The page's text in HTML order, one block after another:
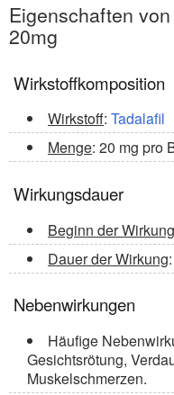
Eigenschaften
20mg
Wirkstoffkomposition
Wirkstoff: Tadalafil
Menge: 20 mg pro
Wirkungsdauer
Beginn der Wirkung
Dauer der Wirkung
Nebenwirkungen
Häufige
Gesichtsrötung,
Muskelschmerzen.